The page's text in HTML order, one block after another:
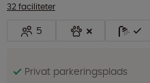
32 faciliteter
5
Privat parkeringsplads